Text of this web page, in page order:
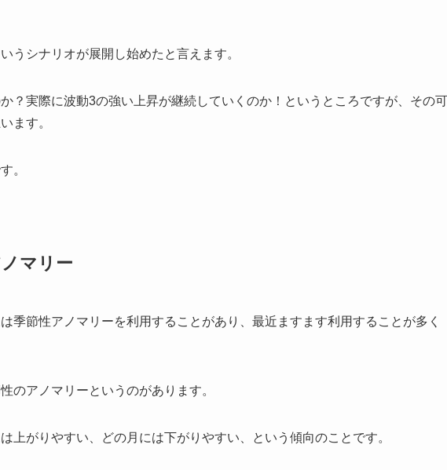
うシナリオが展開し始めたと言えます。
？実際に波動3の強い上昇が継続していくのか！というところですが、その可
ます。
。
マリー
季節性アノマリーを利用することがあり、最近ますます利用することが多く
のアノマリーというのがあります。
上がりやすい、どの月には下がりやすい、という傾向のことです。